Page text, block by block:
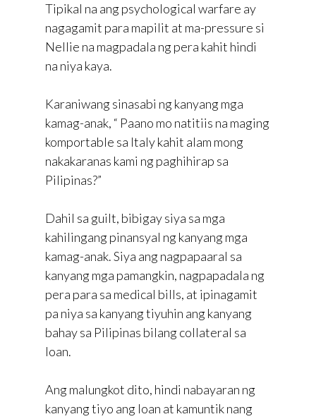
Tipikal na ang psychological warfare ay
nagagamit para mapilit at ma-pressure si
Nellie na magpadala ng pera kahit hindi
na niya kaya.
Karaniwang sinasabi ng kanyang mga
kamag-anak, “ Paano mo natitiis na maging
komportable sa Italy kahit alam mong
nakakaranas kami ng paghihirap sa
Pilipinas?”
Dahil sa guilt, bibigay siya sa mga
kahilingang pinansyal ng kanyang mga
kamag-anak. Siya ang nagpapaaral sa
kanyang mga pamangkin, nagpapadala ng
pera para sa medical bills, at ipinagamit
pa niya sa kanyang tiyuhin ang kanyang
bahay sa Pilipinas bilang collateral sa
loan.
Ang malungkot dito, hindi nabayaran ng
kanyang tiyo ang loan at kamuntik nang